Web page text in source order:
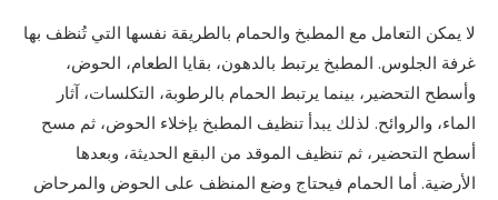
لا يمكن التعامل مع المطبخ والحمام بالطريقة نفسها التي تُنظف بها
غرفة الجلوس. المطبخ يرتبط بالدهون، بقايا الطعام، الحوض،
وأسطح التحضير، بينما يرتبط الحمام بالرطوبة، التكلسات، آثار
الماء، والروائح. لذلك يبدأ تنظيف المطبخ بإخلاء الحوض، ثم مسح
أسطح التحضير، ثم تنظيف الموقد من البقع الحديثة، وبعدها
الأرضية. أما الحمام فيحتاج وضع المنظف على الحوض والمرحاض